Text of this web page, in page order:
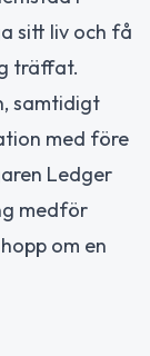
sitt liv och få
träffat.
samtidigt
med före
Ledger
medför
om en